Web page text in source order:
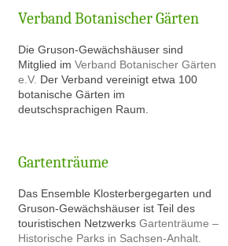
Verband Botanischer Gärten
Die Gruson-Gewächshäuser sind
Mitglied imVerband Botanischer Gärten
e.V. Der Verband vereinigt etwa 100
botanische Gärten im
deutschsprachigen Raum.
Gartenträume
Das Ensemble Klosterbergegarten und
Gruson-Gewächshäuser ist Teil des
touristischen NetzwerksGartenträume –
Historische Parks in Sachsen-Anhalt.